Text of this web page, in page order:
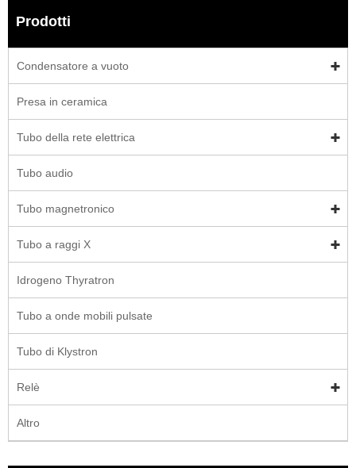
Prodotti
Condensatore a vuoto
Presa in ceramica
Tubo della rete elettrica
Tubo audio
Tubo magnetronico
Tubo a raggi X
Idrogeno Thyratron
Tubo a onde mobili pulsate
Tubo di Klystron
Relè
Altro